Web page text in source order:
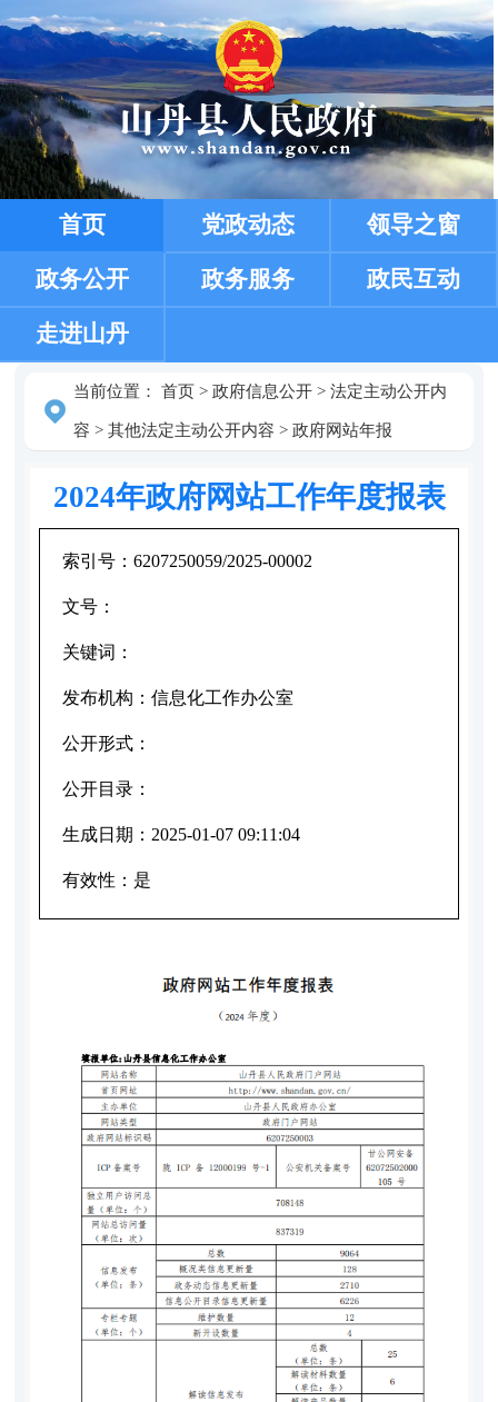
首页 党政动态 领导之窗
政务公开 政务服务 政民互动
走进山丹
当前位置： 首页> 政府信息公开> 法定主动公开内
容 > 其他法定主动公开内容 > 政府网站年报
2024年政府网站工作年度报表
索引号： 6207250059/2025-00002
文号：
关键词：
发布机构： 信息化工作办公室
公开形式：
公开目录：
生成日期： 2025-01-07 09:11:04
有效性： 是